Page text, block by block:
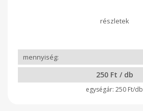
250 Ft / db
250 Ft/db